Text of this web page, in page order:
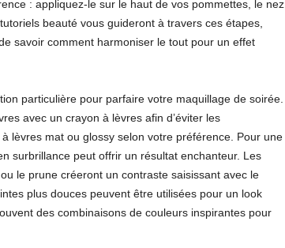
: appliquez-le sur le haut de vos pommettes, le nez
beauté vous guideront à travers ces étapes,
savoir comment harmoniser le tout pour un effet
particulière pour parfaire votre maquillage de soirée.
avec un crayon à lèvres afin d’éviter les
lèvres mat ou glossy selon votre préférence. Pour une
surbrillance peut offrir un résultat enchanteur. Les
le prune créeront un contraste saisissant avec le
plus douces peuvent être utilisées pour un look
des combinaisons de couleurs inspirantes pour